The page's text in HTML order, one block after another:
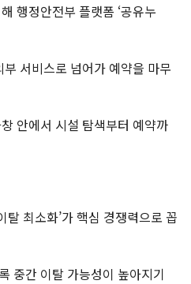
행정안전부 플랫폼 ‘공유누
서비스로 넘어가 예약을 마무
안에서 시설 탐색부터 예약까
탈 최소화’가 핵심 경쟁력으로 꼽
중간 이탈 가능성이 높아지기